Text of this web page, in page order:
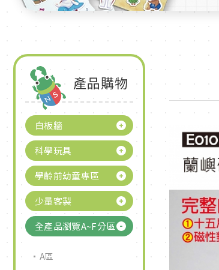
產品購物
白板牆
科學玩具
學齡前幼童專區
少量客製
全產品瀏覽A~F分區
A區